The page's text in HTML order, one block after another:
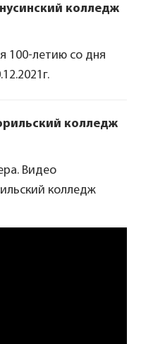
колледж
100-летию со дня
колледж
Видео
колледж